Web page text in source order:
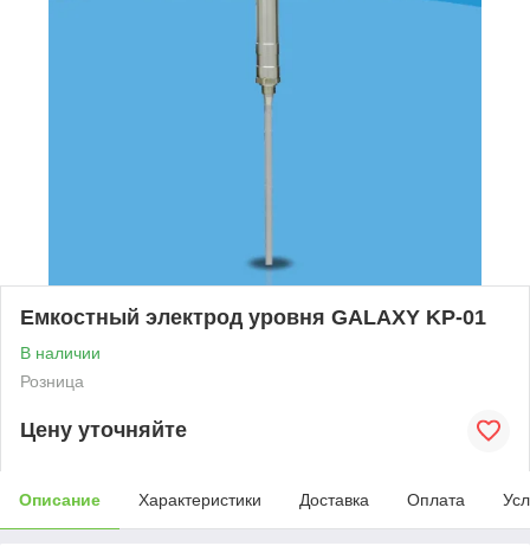
Емкостный электрод уровня GALAXY KP-01
В наличии
Розница
Цену уточняйте
Описание Характеристики Доставка Оплата